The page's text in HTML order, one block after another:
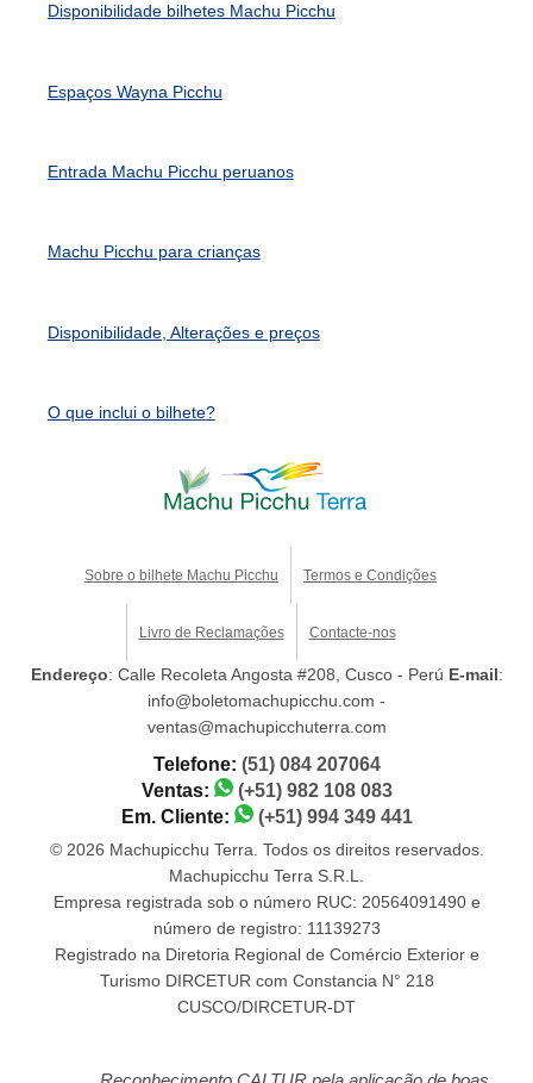
Disponibilidade bilhetes Machu Picchu
Espaços Wayna Picchu
Entrada Machu Picchu peruanos
Machu Picchu para crianças
Disponibilidade, Alterações e preços
O que inclui o bilhete?
Sobre o bilhete Machu Picchu Termos e Condições
Livro de Reclamações Contacte-nos
Endereço: Calle Recoleta Angosta #208, Cusco - Perú E-mail:
info@boletomachupicchu.com -
ventas@machupicchuterra.com
Telefone: (51) 084 207064
Ventas:
(+51) 982 108 083
Em. Cliente:
(+51) 994 349 441
© 2026 Machupicchu Terra. Todos os direitos reservados.
Machupicchu Terra S.R.L.
Empresa registrada sob o número RUC: 20564091490 e
número de registro: 11139273
Registrado na Diretoria Regional de Comércio Exterior e
Turismo DIRCETUR com Constancia N° 218
CUSCO/DIRCETUR-DT